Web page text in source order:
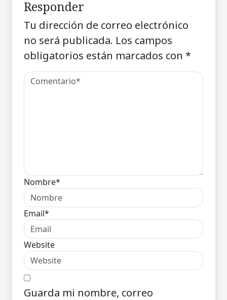
Responder
Tu dirección de correo electrónico
no será publicada. Los campos
obligatorios están marcados con *
Nombre*
Email*
Website
Guarda mi nombre, correo